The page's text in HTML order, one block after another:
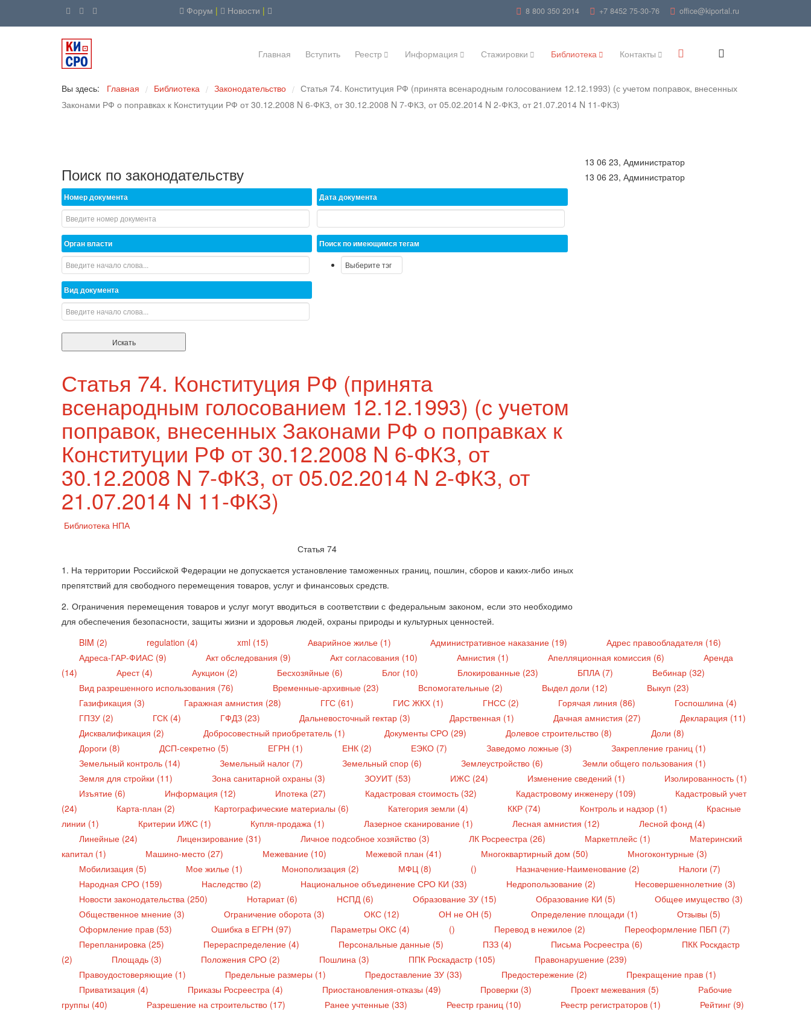
Форум | Новости | 8 800 350 2014 +7 8452 75-30-76 office@kiportal.ru
Главная Вступить Реестр Информация Стажировки Библиотека Контакты
Вы здесь: Главная / Библиотека / Законодательство / Статья 74. Конституция РФ (принята всенародным голосованием 12.12.1993) (с учетом поправок, внесенных
Законами РФ о поправках к Конституции РФ от 30.12.2008 N 6-ФКЗ, от 30.12.2008 N 7-ФКЗ, от 05.02.2014 N 2-ФКЗ, от 21.07.2014 N 11-ФКЗ)
Поиск по законодательству
Номер документа
Орган власти
Вид документа
Дата документа
Поиск по имеющимся тегам
Статья 74. Конституция РФ (принята
всенародным голосованием 12.12.1993) (с учетом
поправок, внесенных Законами РФ о поправках к
Конституции РФ от 30.12.2008 N 6-ФКЗ, от
30.12.2008 N 7-ФКЗ, от 05.02.2014 N 2-ФКЗ, от
21.07.2014 N 11-ФКЗ)
Библиотека НПА
Статья 74
1. На территории Российской Федерации не допускается установление таможенных границ, пошлин, сборов и каких-либо иных
препятствий для свободного перемещения товаров, услуг и финансовых средств.
2. Ограничения перемещения товаров и услуг могут вводиться в соответствии с федеральным законом, если это необходимо
для обеспечения безопасности, защиты жизни и здоровья людей, охраны природы и культурных ценностей.
13 06 23, Администратор
13 06 23, Администратор
BIM (2) regulation (4) xml (15) Аварийное жилье (1) Административное наказание (19)
Адрес правообладателя (16)
Адреса-ГАР-ФИАС (9)
Акт обследования (9) Акт согласования (10) Амнистия (1) Апелляционная комиссия (6)
Аренда
(14)
Арест (4) Аукцион (2) Бесхозяйные (6) Блог (10) Блокированные (23) БПЛА (7)
Вебинар (32)
Вид разрешенного использования (76)
Временные-архивные (23) Вспомогательные (2) Выдел доли (12)
Выкуп (23)
Газификация (3)
Гаражная амнистия (28) ГГС (61) ГИС ЖКХ (1) ГНСС (2) Горячая линия (86)
Госпошлина (4)
ГПЗУ (2)
ГСК (4) ГФДЗ (23) Дальневосточный гектар (3) Дарственная (1) Дачная амнистия (27)
Декларация (11)
Дисквалификация (2)
Добросовестный приобретатель (1) Документы СРО (29) Долевое строительство (8)
Доли (8)
Дороги (8)
ДСП-секретно (5) ЕГРН (1) ЕНК (2) ЕЭКО (7) Заведомо ложные (3)
Закрепление границ (1)
Земельный контроль (14)
Земельный налог (7) Земельный спор (6) Землеустройство (6)
Земли общего пользования (1)
Земля для стройки (11)
Зона санитарной охраны (3) ЗОУИТ (53) ИЖС (24) Изменение сведений (1)
Изолированность (1)
Изъятие (6)
Информация (12) Ипотека (27) Кадастровая стоимость (32) Кадастровому инженеру (109)
Кадастровый учет
(24)
Карта-план (2) Картографические материалы (6) Категория земли (4) ККР (74) Контроль и надзор (1)
Красные
линии (1)
Критерии ИЖС (1) Купля-продажа (1) Лазерное сканирование (1) Лесная амнистия (12)
Лесной фонд (4)
Линейные (24)
Лицензирование (31) Личное подсобное хозяйство (3) ЛК Росреестра (26) Маркетплейс (1)
Материнский
капитал (1)
Машино-место (27) Межевание (10) Межевой план (41) Многоквартирный дом (50)
Многоконтурные (3)
Мобилизация (5)
Мое жилье (1) Монополизация (2) МФЦ (8) () Назначение-Наименование (2)
Налоги (7)
Народная СРО (159)
Наследство (2) Национальное объединение СРО КИ (33) Недропользование (2)
Несовершеннолетние (3)
Новости законодательства (250)
Нотариат (6) НСПД (6) Образование ЗУ (15) Образование КИ (5)
Общее имущество (3)
Общественное мнение (3)
Ограничение оборота (3) ОКС (12) ОН не ОН (5) Определение площади (1)
Отзывы (5)
Оформление прав (53)
Ошибка в ЕГРН (97) Параметры ОКС (4) () Перевод в нежилое (2)
Переоформление ПБП (7)
Перепланировка (25)
Перераспределение (4) Персональные данные (5) ПЗЗ (4) Письма Росреестра (6)
ПКК Роскдастр
(2)
Площадь (3) Положения СРО (2) Пошлина (3) ППК Роскадастр (105)
Правонарушение (239)
Правоудостоверяющие (1)
Предельные размеры (1) Предоставление ЗУ (33) Предостережение (2)
Прекращение прав (1)
Приватизация (4)
Приказы Росреестра (4) Приостановления-отказы (49) Проверки (3) Проект межевания (5)
Рабочие
группы (40)
Разрешение на строительство (17) Ранее учтенные (33) Реестр границ (10) Реестр регистраторов (1)
Рейтинг (9)